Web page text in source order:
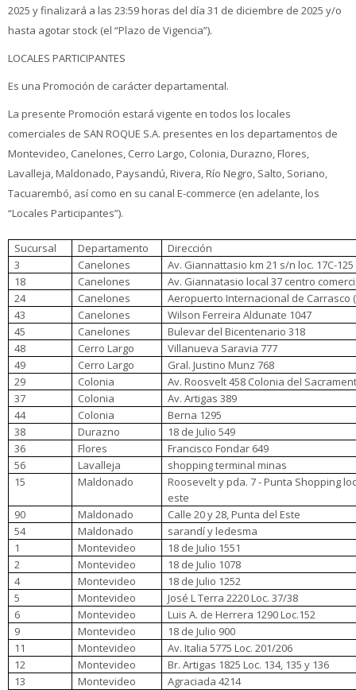
2025 y finalizará a las 23:59 horas del día 31 de diciembre de 2025 y/o
hasta agotar stock (el “Plazo de Vigencia”).
LOCALES PARTICIPANTES
Es una Promoción de carácter departamental.
La presente Promoción estará vigente en todos los locales
comerciales de SAN ROQUE S.A. presentes en los departamentos de
Montevideo, Canelones, Cerro Largo, Colonia, Durazno, Flores,
Lavalleja, Maldonado, Paysandú, Rivera, Río Negro, Salto, Soriano,
Tacuarembó, así como en su canal E-commerce (en adelante, los
“Locales Participantes”).
Sucursal Departamento
Dirección
3
Canelones
Av. Giannattasio km 21 s/n loc. 17C-125
18
Canelones
Av. Giannatasio local 37 centro
24
Canelones
Aeropuerto Internacional de Carrasco
43
Canelones
Wilson Ferreira Aldunate 1047
45
Canelones
Bulevar del Bicentenario 318
48
Cerro Largo
Villanueva Saravia 777
49
Cerro Largo
Gral. Justino Munz 768
29
Colonia
Av. Roosvelt 458 Colonia del
37
Colonia
Av. Artigas 389
44
Colonia
Berna 1295
38
Durazno
18 de Julio 549
36
Flores
Francisco Fondar 649
56
Lavalleja
shopping terminal minas
15
Maldonado
Roosevelt y pda. 7 - Punta Shopping
este
90
Maldonado
Calle 20 y 28, Punta del Este
54
Maldonado
sarandí y ledesma
1
Montevideo
18 de Julio 1551
2
Montevideo
18 de Julio 1078
4
Montevideo
18 de Julio 1252
5
Montevideo
José L Terra 2220 Loc. 37/38
6
Montevideo
Luis A. de Herrera 1290 Loc.152
9
Montevideo
18 de Julio 900
11
Montevideo
Av. Italia 5775 Loc. 201/206
12
Montevideo
Br. Artigas 1825 Loc. 134, 135 y 136
13
Montevideo
Agraciada 4214